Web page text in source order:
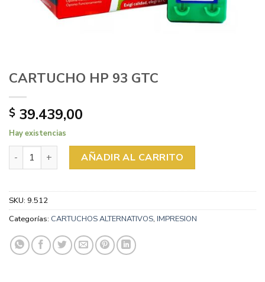
CARTUCHO HP 93 GTC
$ 39.439,00
Hay existencias
CARTUCHO HP 93 GTC cantidad
AÑADIR AL CARRITO
SKU: 9.512
Categorías: CARTUCHOS ALTERNATIVOS, IMPRESION